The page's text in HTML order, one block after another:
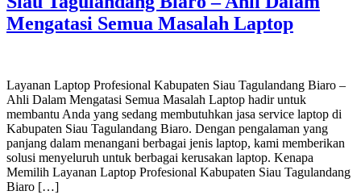
Mengatasi Semua Masalah Laptop
Layanan Laptop Profesional Kabupaten Siau Tagulandang Biaro –
Ahli Dalam Mengatasi Semua Masalah Laptop hadir untuk
membantu Anda yang sedang membutuhkan jasa service laptop di
Kabupaten Siau Tagulandang Biaro. Dengan pengalaman yang
panjang dalam menangani berbagai jenis laptop, kami memberikan
solusi menyeluruh untuk berbagai kerusakan laptop. Kenapa
Memilih Layanan Laptop Profesional Kabupaten Siau Tagulandang
Biaro […]